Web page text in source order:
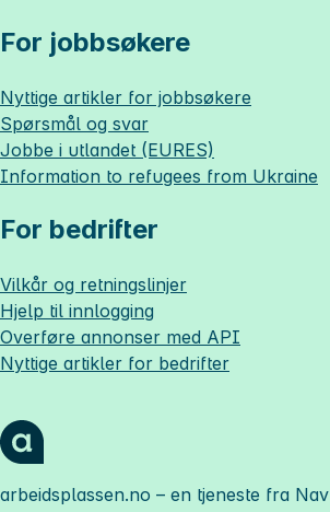
For jobbsøkere
Nyttige artikler for jobbsøkere
Spørsmål og svar
Jobbe i utlandet (EURES)
Information to refugees from Ukraine
For bedrifter
Vilkår og retningslinjer
Hjelp til innlogging
Overføre annonser med API
Nyttige artikler for bedrifter
arbeidsplassen.no – en tjeneste fra Nav